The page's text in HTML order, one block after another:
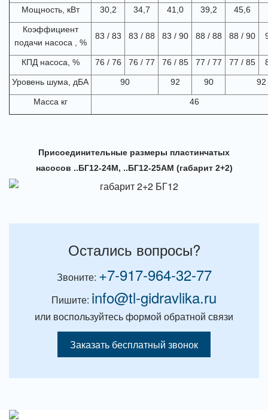
Мощность, кВт 30,2 34,7 41,0 39,2 45,6
Коэффициент
подачи насоса , %
83 / 83 83 / 88 83 / 90 88 / 88 88 / 90
КПД насоса, % 76 / 76 76 / 77 76 / 85 77 / 77 77 / 85
Уровень шума, дБА 90 92 90 92
Масса кг 46
Присоединительные размеры пластинчатых
насосов ..БГ12-24М, ..БГ12-25АМ (габарит 2+2)
Остались вопросы?
Звоните: +7-917-964-32-77
Пишите: info@tl-gidravlika.ru
или воспользуйтесь формой обратной связи
Заказать бесплатный звонок